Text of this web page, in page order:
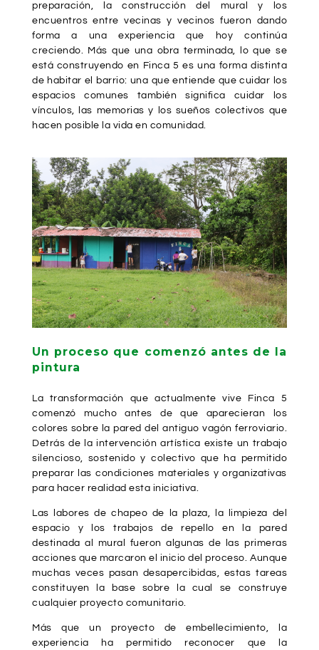
preparación, la construcción del mural y los
encuentros entre vecinas y vecinos fueron dando
forma a una experiencia que hoy continúa
creciendo. Más que una obra terminada, lo que se
está construyendo en Finca 5 es una forma distinta
de habitar el barrio: una que entiende que cuidar los
espacios comunes también significa cuidar los
vínculos, las memorias y los sueños colectivos que
hacen posible la vida en comunidad.
Un proceso que comenzó antes de la
pintura
La transformación que actualmente vive Finca 5
comenzó mucho antes de que aparecieran los
colores sobre la pared del antiguo vagón ferroviario.
Detrás de la intervención artística existe un trabajo
silencioso, sostenido y colectivo que ha permitido
preparar las condiciones materiales y organizativas
para hacer realidad esta iniciativa.
Las labores de chapeo de la plaza, la limpieza del
espacio y los trabajos de repello en la pared
destinada al mural fueron algunas de las primeras
acciones que marcaron el inicio del proceso. Aunque
muchas veces pasan desapercibidas, estas tareas
constituyen la base sobre la cual se construye
cualquier proyecto comunitario.
Más que un proyecto de embellecimiento, la
experiencia ha permitido reconocer que la